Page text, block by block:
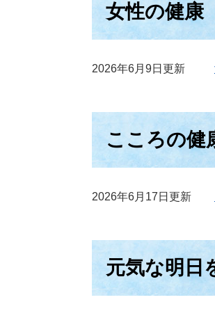
女性の健康
2026年6月9日更新
こころの健
2026年6月17日更新
元気な明日